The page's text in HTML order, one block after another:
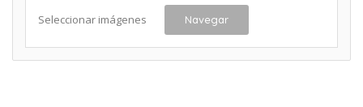
Seleccionar imágenes Navegar